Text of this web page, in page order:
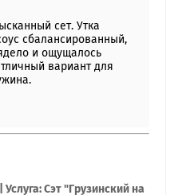
сет. Утка
сбалансированный,
и ощущалось
вариант для
Сэт "Грузинский на